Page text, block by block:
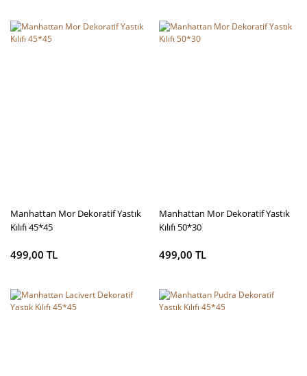
Manhattan Mor Dekoratif Yastık
Kılıfı 45*45
499,00 TL
Manhattan Mor Dekoratif Yastık
Kılıfı 50*30
499,00 TL